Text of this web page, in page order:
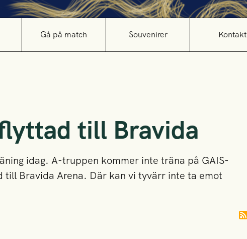
Gå på match Souvenirer Kontakt
till Bravida
idag. A-truppen kommer inte träna på GAIS-
Bravida Arena. Där kan vi tyvärr inte ta emot